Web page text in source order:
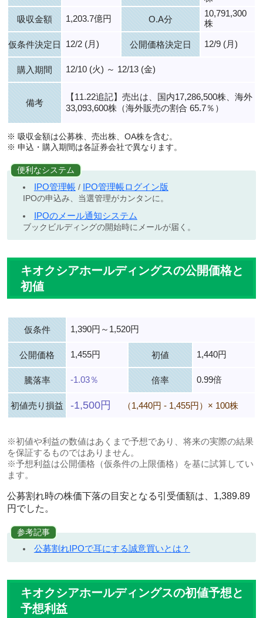
吸収金額 1,203.7億円 O.A分
10,791,300
株
仮条件決定日 12/2 (月) 公開価格決定日 12/9 (月)
購入期間 12/10 (火) ～ 12/13 (金)
備考
【11.22追記】売出は、国内17,286,500株、海外
33,093,600株（海外販売の割合 65.7％）
※ 吸収金額は公募株、売出株、OA株を含む。
※ 申込・購入期間は各証券会社で異なります。
便利なシステム
IPO管理帳 / IPO管理帳ログイン版
IPOの申込み、当選管理がカンタンに。
IPOのメール通知システム
ブックビルディングの開始時にメールが届く。
キオクシアホールディングスの公開価格と
初値
仮条件 1,390円～1,520円
公開価格 1,455円 初値 1,440円
騰落率 -1.03％ 倍率 0.99倍
初値売り損益 -1,500円 （1,440円 - 1,455円）× 100株
※初値や利益の数値はあくまで予想であり、将来の実際の結果
を保証するものではありません。
※予想利益は公開価格（仮条件の上限価格）を基に試算してい
ます。
公募割れ時の株価下落の目安となる引受価額は、1,389.89
円でした。
参考記事
公募割れIPOで耳にする誠意買いとは？
キオクシアホールディングスの初値予想と
予想利益